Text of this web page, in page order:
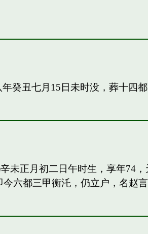
癸丑七月15日未时没，葬十四
未正月初二日午时生，享年74
六都三甲衡汑，仍立户，名赵言